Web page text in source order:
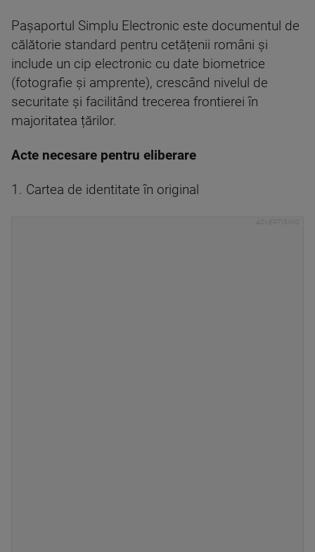
Pașaportul Simplu Electronic este documentul de
călătorie standard pentru cetățenii români și
include un cip electronic cu date biometrice
(fotografie și amprente), crescând nivelul de
securitate și facilitând trecerea frontierei în
majoritatea țărilor.
Acte necesare pentru eliberare
1. Cartea de identitate în original